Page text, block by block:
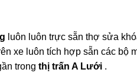
luôn luôn trực sẵn thợ sửa
xe luôn tích hợp sẵn các bộ
trong thị trấn A Lưới .